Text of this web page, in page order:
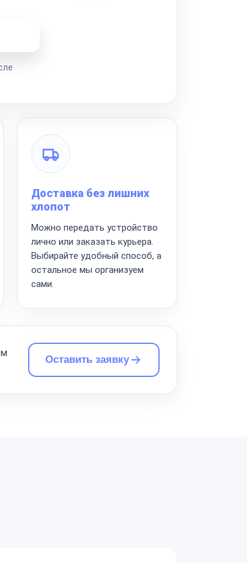
Доставка без лишних
хлопот
Можно передать устройство
лично или заказать курьера.
Выбирайте удобный способ, а
остальное мы организуем
сами.
Оставить заявку